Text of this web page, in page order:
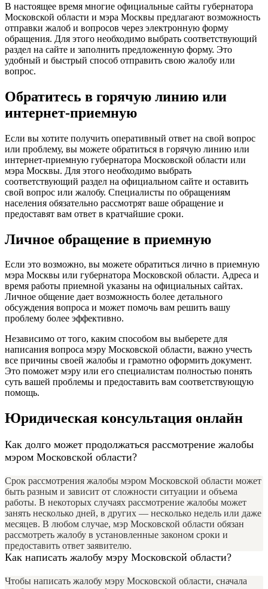
В настоящее время многие официальные сайты губернатора
Московской области и мэра Москвы предлагают возможность
отправки жалоб и вопросов через электронную форму
обращения. Для этого необходимо выбрать соответствующий
раздел на сайте и заполнить предложенную форму. Это
удобный и быстрый способ отправить свою жалобу или
вопрос.
Обратитесь в горячую линию или
интернет-приемную
Если вы хотите получить оперативный ответ на свой вопрос
или проблему, вы можете обратиться в горячую линию или
интернет-приемную губернатора Московской области или
мэра Москвы. Для этого необходимо выбрать
соответствующий раздел на официальном сайте и оставить
свой вопрос или жалобу. Специалисты по обращениям
населения обязательно рассмотрят ваше обращение и
предоставят вам ответ в кратчайшие сроки.
Личное обращение в приемную
Если это возможно, вы можете обратиться лично в приемную
мэра Москвы или губернатора Московской области. Адреса и
время работы приемной указаны на официальных сайтах.
Личное общение дает возможность более детального
обсуждения вопроса и может помочь вам решить вашу
проблему более эффективно.
Независимо от того, каким способом вы выберете для
написания вопроса мэру Московской области, важно учесть
все причины своей жалобы и грамотно оформить документ.
Это поможет мэру или его специалистам полностью понять
суть вашей проблемы и предоставить вам соответствующую
помощь.
Юридическая консультация онлайн
Как долго может продолжаться рассмотрение жалобы
мэром Московской области?
Срок рассмотрения жалобы мэром Московской области может
быть разным и зависит от сложности ситуации и объема
работы. В некоторых случаях рассмотрение жалобы может
занять несколько дней, в других — несколько недель или даже
месяцев. В любом случае, мэр Московской области обязан
рассмотреть жалобу в установленные законом сроки и
предоставить ответ заявителю.
Как написать жалобу мэру Московской области?
Чтобы написать жалобу мэру Московской области, сначала